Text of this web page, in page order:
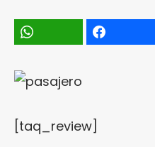
[taq_review]